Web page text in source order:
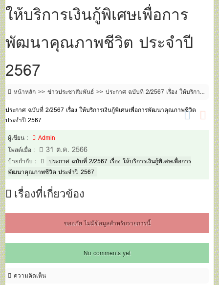
ให้บริการเงินกู้พิเศษเพื่อการ
พัฒนาคุณภาพชีวิต ประจำปี
2567
หน้าหลัก ข่าวประชาสัมพันธ์
ประกาศ ฉบับที่ 2/2567 เรื่อง ให้บริการ
ประกาศ ฉบับที่ 2/2567 เรื่อง ให้บริการเงินกู้พิเศษเพื่อการพัฒนาคุณภาพชีวิต
ประจำปี 2567
ผู้เขียน :
Admin
โพสต์เมื่อ :
31 ต.ค. 2566
ป้ายกำกับ :
ประกาศ ฉบับที่ 2/2567 เรื่อง ให้บริการเงินกู้พิเศษเพื่อการ
พัฒนาคุณภาพชีวิต ประจำปี 2567
เรื่องที่เกี่ยวข้อง
ขออภัย ไม่มีข้อมูลสำหรับรายการนี้
No comments yet
ความคิดเห็น